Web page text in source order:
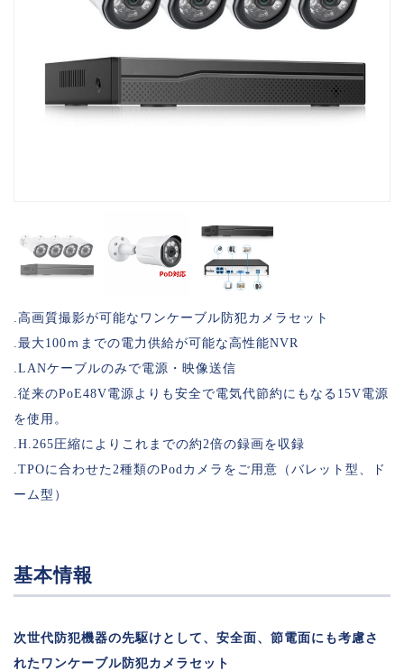
.高画質撮影が可能なワンケーブル防犯カメラセット
.最大100ｍまでの電力供給が可能な高性能NVR
.LANケーブルのみで電源・映像送信
.従来のPoE48V電源よりも安全で電気代節約にもなる15V電源
を使用。
.H.265圧縮によりこれまでの約2倍の録画を収録
.TPOに合わせた2種類のPodカメラをご用意（バレット型、ド
ーム型）
基本情報
次世代防犯機器の先駆けとして、安全面、節電面にも考慮さ
れたワンケーブル防犯カメラセット